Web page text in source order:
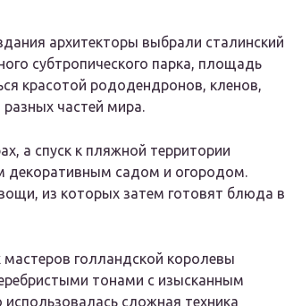
архитекторы выбрали сталинский
субтропического парка, площадь
красотой рододендронов, кленов,
разных частей мира.
а спуск к пляжной территории
декоративным садом и огородом.
из которых затем готовят блюда в
голландской королевы
тонами с изысканным
сложная техника